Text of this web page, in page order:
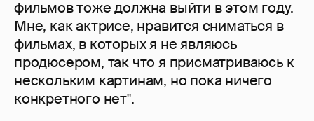
фильмов тоже должна выйти в этом году.
Мне, как актрисе, нравится сниматься в
фильмах, в которых я не являюсь
продюсером, так что я присматриваюсь к
нескольким картинам, но пока ничего
конкретного нет".